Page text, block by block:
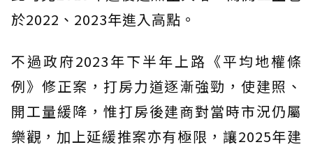
於2022、2023年進入高點。
不過政府2023年下半年上路《平均地權條
例》修正案，打房力道逐漸強勁，使建照、
開工量緩降，惟打房後建商對當時市況仍屬
樂觀，加上延緩推案亦有極限，讓2025年建